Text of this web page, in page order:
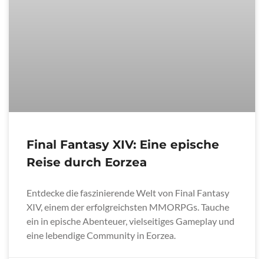
Final Fantasy XIV: Eine epische
Reise durch Eorzea
Entdecke die faszinierende Welt von Final Fantasy
XIV, einem der erfolgreichsten MMORPGs. Tauche
ein in epische Abenteuer, vielseitiges Gameplay und
eine lebendige Community in Eorzea.